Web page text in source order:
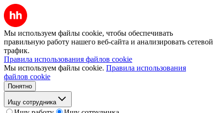
Мы используем файлы cookie, чтобы обеспечивать
правильную работу нашего веб-сайта и анализировать сетевой
трафик.
Правила использования файлов cookie
Мы используем файлы cookie. Правила использования
файлов cookie
Понятно
Ищу сотрудника